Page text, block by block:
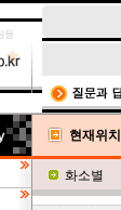
현재위치
화소별